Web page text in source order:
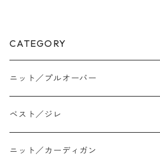
CATEGORY
ニット／プルオーバー
ベスト／ジレ
ニット／カーディガン